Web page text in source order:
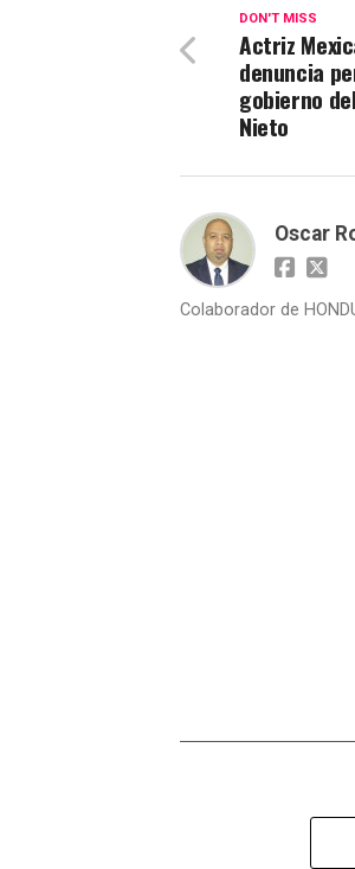
DON'T MISS
Actriz
denuncia
gobierno
Nieto
Oscar
Colaborador de